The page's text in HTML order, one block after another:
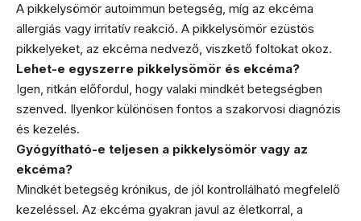
A pikkelysömör autoimmun betegség, míg az ekcéma
allergiás vagy irritatív reakció. A pikkelysömör ezüstös
pikkelyeket, az ekcéma nedvező, viszkető foltokat okoz.
Lehet-e egyszerre pikkelysömör és ekcéma?
Igen, ritkán előfordul, hogy valaki mindkét betegségben
szenved. Ilyenkor különösen fontos a szakorvosi diagnózis
és kezelés.
Gyógyítható-e teljesen a pikkelysömör vagy az
ekcéma?
Mindkét betegség krónikus, de jól kontrollálható megfelelő
kezeléssel. Az ekcéma gyakran javul az életkorral, a